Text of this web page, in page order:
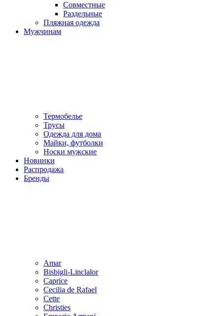
Совместные
Раздельные
Пляжная одежда
Мужчинам
Термобелье
Трусы
Одежда для дома
Майки, футболки
Носки мужские
Новинки
Распродажа
Бренды
Amar
Bisbigli-Linclalor
Caprice
Cecilia de Rafael
Cette
Christies